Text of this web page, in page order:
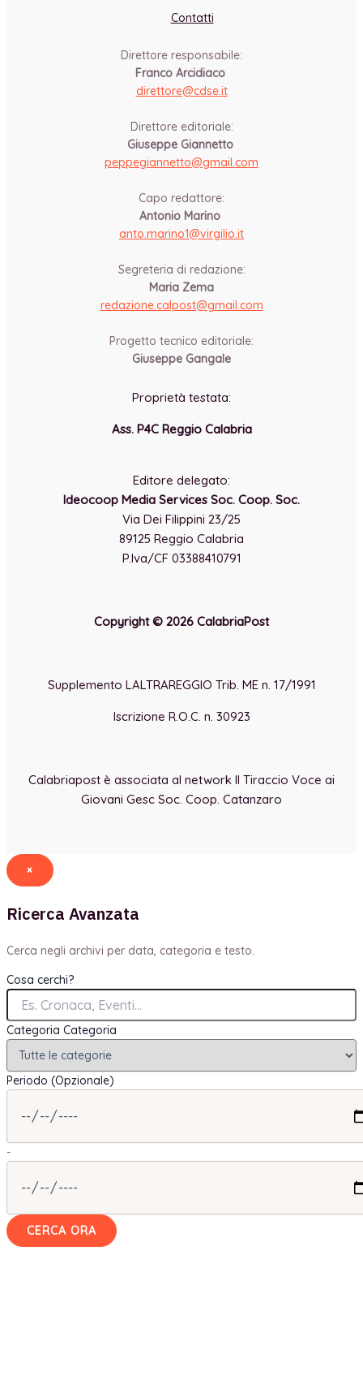
Contatti
Direttore responsabile:
Franco Arcidiaco
direttore@cdse.it
Direttore editoriale:
Giuseppe Giannetto
peppegiannetto@gmail.com
Capo redattore:
Antonio Marino
anto.marino1@virgilio.it
Segreteria di redazione:
Maria Zema
redazione.calpost@gmail.com
Progetto tecnico editoriale:
Giuseppe Gangale
Proprietà testata:
Ass. P4C Reggio Calabria
Editore delegato:
Ideocoop Media Services Soc. Coop. Soc.
Via Dei Filippini 23/25
89125 Reggio Calabria
P.Iva/CF 03388410791
Copyright © 2026 CalabriaPost
Supplemento LALTRAREGGIO Trib. ME n. 17/1991
Iscrizione R.O.C. n. 30923
Calabriapost è associata al network Il Tiraccio Voce ai
Giovani Gesc Soc. Coop. Catanzaro
×
Ricerca Avanzata
Cerca negli archivi per data, categoria e testo.
Cosa cerchi?
Categoria Categoria
Periodo (Opzionale)
-
CERCA ORA